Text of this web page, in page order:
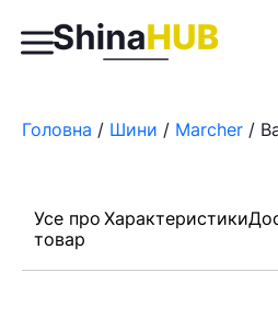
Головна / Шини / Marcher /
Усе про
товар
Характеристики